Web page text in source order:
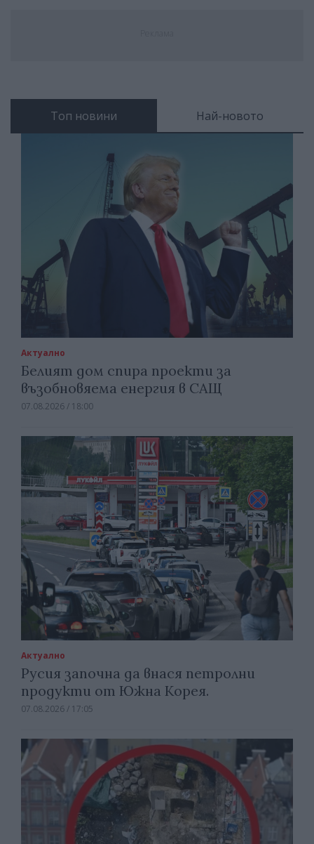
Топ новини Най-новото
Актуално
Белият дом спира проекти за
възобновяема енергия в САЩ
07.08.2026 / 18:00
Актуално
Русия започна да внася петролни
продукти от Южна Корея.
07.08.2026 / 17:05